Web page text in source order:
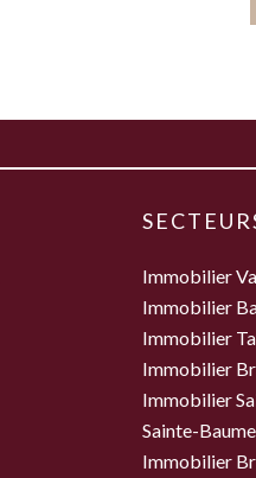
Immobilier
Immobilier
Immobilier
Immobilier
Immobilier
Sainte-Baume
Immobilier